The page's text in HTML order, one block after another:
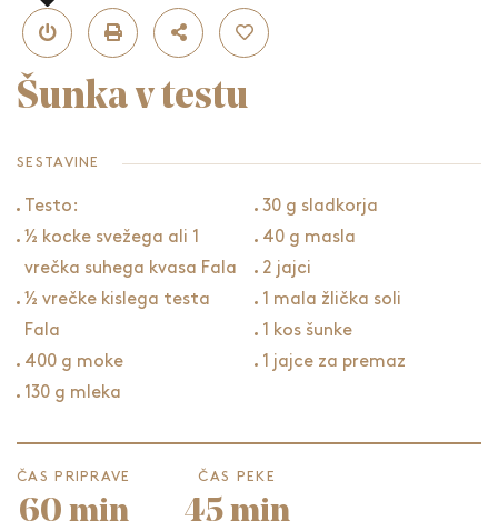
Šunka v testu
SESTAVINE
Testo:
½ kocke svežega ali 1
vrečka suhega kvasa Fala
½ vrečke kislega testa
Fala
400 g moke
130 g mleka
30 g sladkorja
40 g masla
2 jajci
1 mala žlička soli
1 kos šunke
1 jajce za premaz
ČAS PRIPRAVE
60 min
ČAS PEKE
45 min